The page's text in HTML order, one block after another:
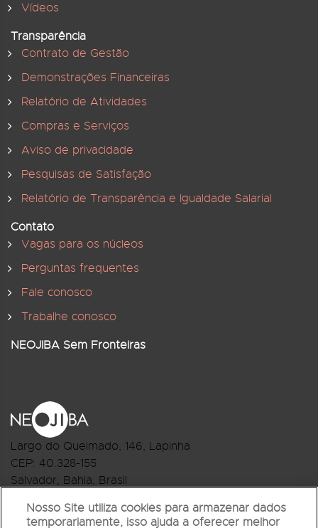
Vídeos
Transparência
Contrato de Gestão
Demonstrações Financeiras
Relatório de Atividades
Compras e Serviços
Aviso de privacidade
Pesquisas de Satisfação
Relatório de Transparência e Igualdade Salarial
Contato
Vagas para os núcleos
Perguntas frequentes
Fale conosco
Trabalhe conosco
NEOJIBA Sem Fronteiras
Largo do Queimado, 146, Lapinha
CEP: 40.328-155
Salvador, Bahia, Brasil
Nosso Site utiliza cookies para armazenar dados
temporariamente, isso ajuda a oferecer melhor